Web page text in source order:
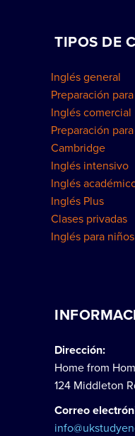
TIPOS DE
Inglés general
Preparación para
Inglés comercial
Preparación
Cambridge
Inglés intensivo
Inglés
Inglés Plus
Clases privadas
Inglés para
Dirección:
Home from
124 Middleton
Correo